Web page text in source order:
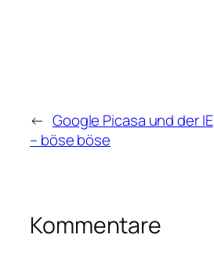
← Google Picasa und der IE
– böse böse
Kommentare